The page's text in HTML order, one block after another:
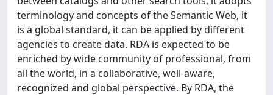
terminology and concepts of the Semantic Web, it
is a global standard, it can be applied by different
agencies to create data. RDA is expected to be
enriched by wide community of professional, from
all the world, in a collaborative, well-aware,
recognized and global perspective. By RDA, the